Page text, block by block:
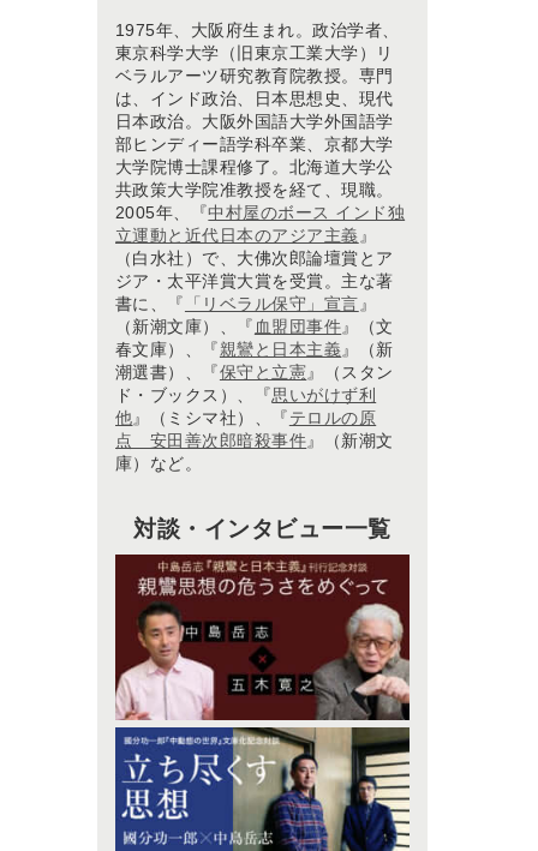
1975年、大阪府生まれ。政治学者、
東京科学大学（旧東京工業大学）リ
ベラルアーツ研究教育院教授。専門
は、インド政治、日本思想史、現代
日本政治。大阪外国語大学外国語学
部ヒンディー語学科卒業、京都大学
大学院博士課程修了。北海道大学公
共政策大学院准教授を経て、現職。
2005年、『中村屋のボース インド独
立運動と近代日本のアジア主義 』
（白水社）で、大佛次郎論壇賞とア
ジア・太平洋賞大賞を受賞。主な著
書に、『
「リベラル保守」宣言 』
（新潮文庫）、『 血盟団事件』（文
春文庫）、『親鸞と日本主義』（新
潮選書）、『保守と立憲』（スタン
ド・ブックス）、『思いがけず利
他』（ミシマ社）、『テロルの原
点 安田善次郎暗殺事件』（新潮文
庫）など。
対談・インタビュー一覧